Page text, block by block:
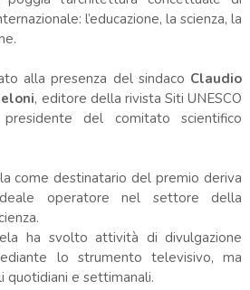
l’educazione, la scienza, la
alla presenza del sindaco Claudio
, editore della rivista Siti UNESCO
del comitato scientifico
come destinatario del premio deriva
operatore nel settore della
ha svolto attività di divulgazione
lo strumento televisivo, ma
quotidiani e settimanali.